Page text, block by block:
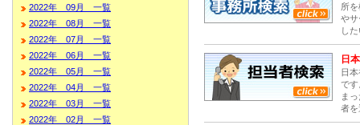
2022年 09月 一覧
2022年 08月 一覧
2022年 07月 一覧
2022年 06月 一覧
2022年 05月 一覧
2022年 04月 一覧
2022年 03月 一覧
2022年 02月 一覧
所
やサ
し
日
日
です
ま
者を